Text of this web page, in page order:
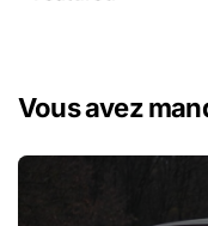
Vous avez